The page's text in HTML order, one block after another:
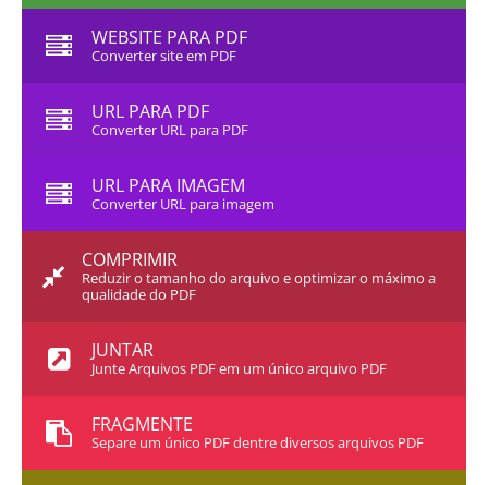
WEBSITE PARA PDF
Converter site em PDF
URL PARA PDF
Converter URL para PDF
URL PARA IMAGEM
Converter URL para imagem
COMPRIMIR
Reduzir o tamanho do arquivo e optimizar o máximo a
qualidade do PDF
JUNTAR
Junte Arquivos PDF em um único arquivo PDF
FRAGMENTE
Separe um único PDF dentre diversos arquivos PDF